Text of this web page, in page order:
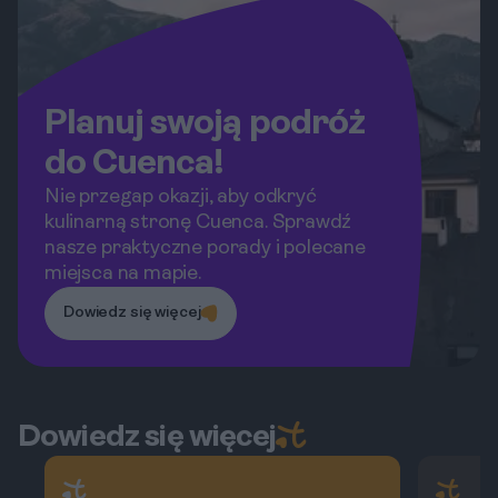
Planuj swoją podróż
do Cuenca!
Nie przegap okazji, aby odkryć
kulinarną stronę Cuenca. Sprawdź
nasze praktyczne porady i polecane
miejsca na mapie.
Dowiedz się więcej
Dowiedz się więcej